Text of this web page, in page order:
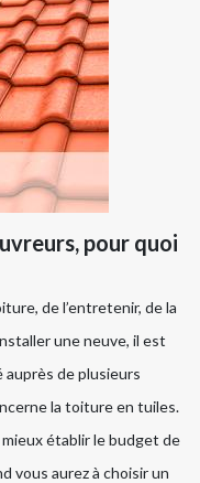
pour quoi
de l’entretenir, de la
une neuve, il est
de plusieurs
la toiture en tuiles.
établir le budget de
vous aurez à choisir un